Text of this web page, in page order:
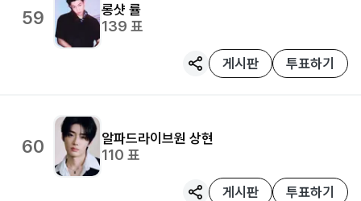
59 롱샷 률
139 표
게시판 투표하기
60 알파드라이브원 상현
110 표
게시판 투표하기